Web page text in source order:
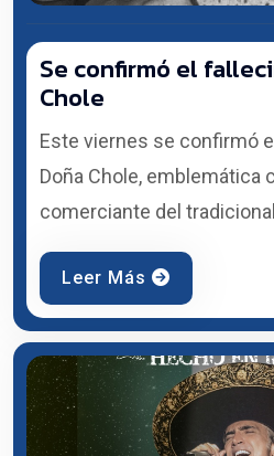
Se confirmó el
Chole
Este viernes se confirmó
Doña Chole, emblemática
comerciante del
Leer Más